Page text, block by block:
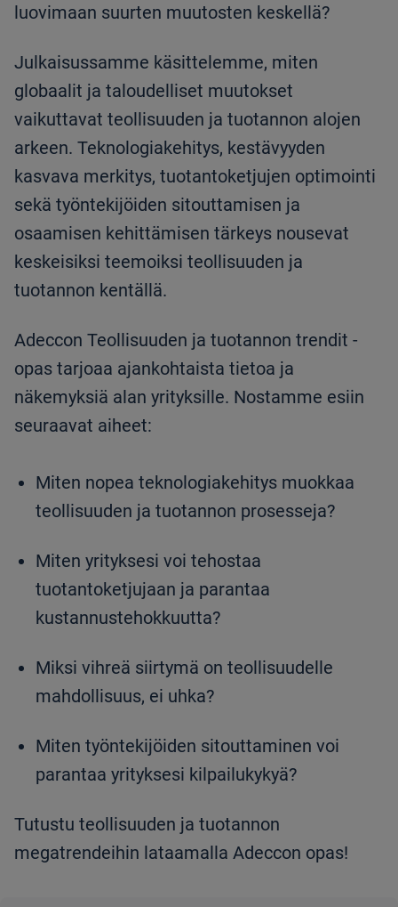
luovimaan suurten muutosten keskellä?
Julkaisussamme käsittelemme, miten
globaalit ja taloudelliset muutokset
vaikuttavat teollisuuden ja tuotannon alojen
arkeen. Teknologiakehitys, kestävyyden
kasvava merkitys, tuotantoketjujen optimointi
sekä työntekijöiden sitouttamisen ja
osaamisen kehittämisen tärkeys nousevat
keskeisiksi teemoiksi teollisuuden ja
tuotannon kentällä.
Adeccon Teollisuuden ja tuotannon trendit -
opas tarjoaa ajankohtaista tietoa ja
näkemyksiä alan yrityksille. Nostamme esiin
seuraavat aiheet:
Miten nopea teknologiakehitys muokkaa
teollisuuden ja tuotannon prosesseja?
Miten yrityksesi voi tehostaa
tuotantoketjujaan ja parantaa
kustannustehokkuutta?
Miksi vihreä siirtymä on teollisuudelle
mahdollisuus, ei uhka?
Miten työntekijöiden sitouttaminen voi
parantaa yrityksesi kilpailukykyä?
Tutustu teollisuuden ja tuotannon
megatrendeihin lataamalla Adeccon opas!